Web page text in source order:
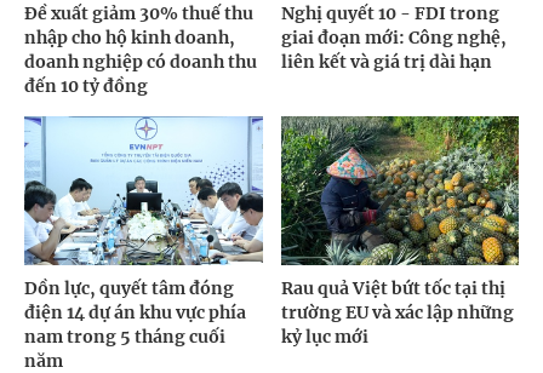
Đề xuất giảm 30% thuế thu
nhập cho hộ kinh doanh,
doanh nghiệp có doanh thu
đến 10 tỷ đồng
Nghị quyết 10 - FDI trong
giai đoạn mới: Công nghệ,
liên kết và giá trị dài hạn
Dồn lực, quyết tâm đóng
điện 14 dự án khu vực phía
nam trong 5 tháng cuối
năm
Rau quả Việt bứt tốc tại thị
trường EU và xác lập những
kỷ lục mới